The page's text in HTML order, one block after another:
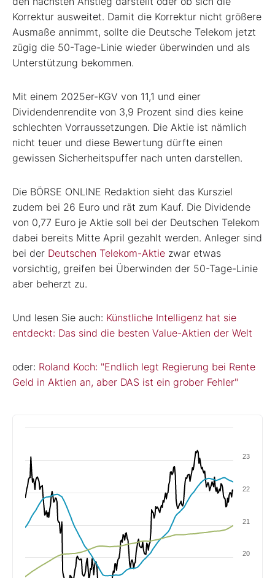
Korrektur ausweitet. Damit die Korrektur nicht größere
Ausmaße annimmt, sollte die Deutsche Telekom jetzt
zügig die 50-Tage-Linie wieder überwinden und als
Unterstützung bekommen.
Mit einem 2025er-KGV von 11,1 und einer
Dividendenrendite von 3,9 Prozent sind dies keine
schlechten Vorraussetzungen. Die Aktie ist nämlich
nicht teuer und diese Bewertung dürfte einen
gewissen Sicherheitspuffer nach unten darstellen.
Die BÖRSE ONLINE Redaktion sieht das Kursziel
zudem bei 26 Euro und rät zum Kauf. Die Dividende
von 0,77 Euro je Aktie soll bei der Deutschen Telekom
dabei bereits Mitte April gezahlt werden. Anleger sind
bei der Deutschen Telekom-Aktie zwar etwas
vorsichtig, greifen bei Überwinden der 50-Tage-Linie
aber beherzt zu.
Und lesen Sie auch: Künstliche Intelligenz hat sie
entdeckt: Das sind die besten Value-Aktien der Welt
oder: Roland Koch: "Endlich legt Regierung bei Rente
Geld in Aktien an, aber DAS ist ein grober Fehler"
20
21
22
23